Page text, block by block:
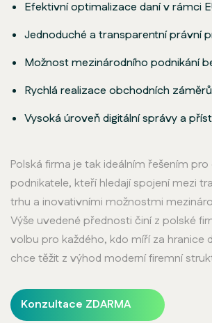
Efektivní optimalizace daní v rámci
Jednoduché a transparentní právní
Možnost mezinárodního podnikání
Rychlá realizace obchodních záměrů
Vysoká úroveň digitální správy a
Polská firma je tak ideálním řešením
podnikatele, kteří hledají spojení mezi
trhu a inovativními možnostmi
Výše uvedené přednosti činí z polské
volbu pro každého, kdo míří za hranice
chce těžit z výhod moderní firemní
Konzultace ZDARMA